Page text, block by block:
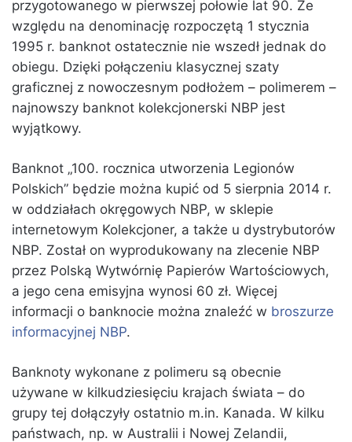
przygotowanego w pierwszej połowie lat 90. Ze
względu na denominację rozpoczętą 1 stycznia
1995 r. banknot ostatecznie nie wszedł jednak do
obiegu. Dzięki połączeniu klasycznej szaty
graficznej z nowoczesnym podłożem – polimerem –
najnowszy banknot kolekcjonerski NBP jest
wyjątkowy.
Banknot „100. rocznica utworzenia Legionów
Polskich” będzie można kupić od 5 sierpnia 2014 r.
w oddziałach okręgowych NBP, w sklepie
internetowym Kolekcjoner, a także u dystrybutorów
NBP. Został on wyprodukowany na zlecenie NBP
przez Polską Wytwórnię Papierów Wartościowych,
a jego cena emisyjna wynosi 60 zł. Więcej
informacji o banknocie można znaleźć w broszurze
informacyjnej NBP.
Banknoty wykonane z polimeru są obecnie
używane w kilkudziesięciu krajach świata – do
grupy tej dołączyły ostatnio m.in. Kanada. W kilku
państwach, np. w Australii i Nowej Zelandii,